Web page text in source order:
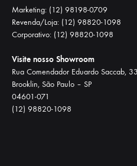
Marketing: (12) 98198-0709
Revenda/Loja: (12) 98820-1098
Corporativo: (12) 98820-1098
Visite nosso Showroom
Rua Comendador Eduardo Saccab,
Brooklin, São Paulo – SP
04601-071
(12) 98820-1098